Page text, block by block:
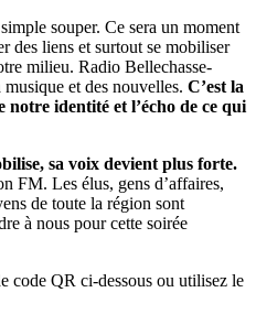
souper. Ce sera un moment
des liens et surtout se mobiliser
milieu. Radio Bellechasse-
et des nouvelles. C’est la
identité et l’écho de ce qui
sa voix devient plus forte.
FM. Les élus, gens d’affaires,
de toute la région sont
à nous pour cette soirée
code QR ci-dessous ou utilisez le